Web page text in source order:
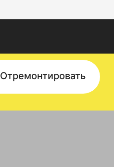
Отремонтировать